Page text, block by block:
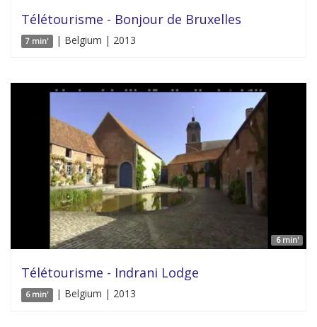
Télétourisme - Bonjour de Bruxelles
7 min' | Belgium | 2013
6 min'
Télétourisme - Indrani Lodge
6 min' | Belgium | 2013